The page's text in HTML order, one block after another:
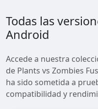
Todas las
Android
Accede a nuestra
de Plants vs Zombies
ha sido sometida a
compatibilidad y